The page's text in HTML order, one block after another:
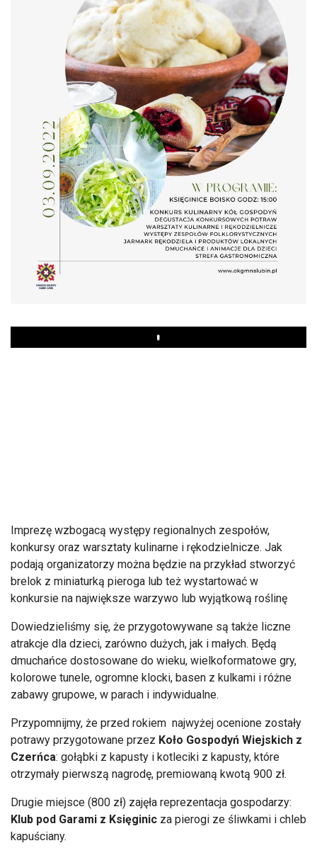
Play
Imprezę wzbogacą występy regionalnych zespołów,
konkursy oraz warsztaty kulinarne i rękodzielnicze. Jak
podają organizatorzy można będzie na przykład stworzyć
brelok z miniaturką pieroga lub też wystartować w
konkursie na największe warzywo lub wyjątkową roślinę
Dowiedzieliśmy się, że przygotowywane są także liczne
atrakcje dla dzieci, zarówno dużych, jak i małych. Będą
dmuchańce dostosowane do wieku, wielkoformatowe gry,
kolorowe tunele, ogromne klocki, basen z kulkami i różne
zabawy grupowe, w parach i indywidualne.
Przypomnijmy, że przed rokiem najwyżej ocenione zostały
potrawy przygotowane przez Koło Gospodyń Wiejskich z
Czerńca: gołąbki z kapusty i kotleciki z kapusty, które
otrzymały pierwszą nagrodę, premiowaną kwotą 900 zł.
Drugie miejsce (800 zł) zajęła reprezentacja gospodarzy:
Klub pod Garami z Księginic za pierogi ze śliwkami i chleb
kapuściany.